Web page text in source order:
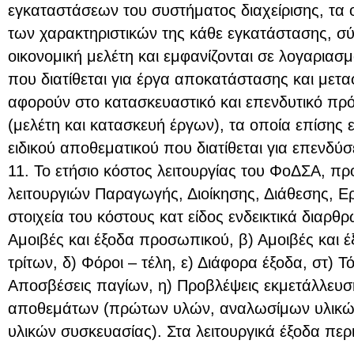
εγκαταστάσεων του συστήματος διαχείρισης, τα
των χαρακτηριστικών της κάθε εγκατάστασης,
οικονομική μελέτη και εμφανίζονται σε
που διατίθεται για έργα αποκατάστασης και
αφορούν στο κατασκευαστικό και επενδυτικό
(μελέτη και κατασκευή έργων), τα οποία επίσης
ειδικού αποθεματικού που διατίθεται για
11. Το ετήσιο κόστος λειτουργίας του ΦοΔΣΑ,
λειτουργιών Παραγωγής, Διοίκησης, Διάθεσης,
στοιχεία του κόστους κατ είδος ενδεικτικά
Αμοιβές και έξοδα προσωπικού, β) Αμοιβές και
τρίτων, δ) Φόροι – τέλη, ε) Διάφορα έξοδα, στ)
Αποσβέσεις παγίων, η) Προβλέψεις
αποθεμάτων (πρώτων υλών, αναλωσίμων
υλικών συσκευασίας). Στα λειτουργικά έξοδα